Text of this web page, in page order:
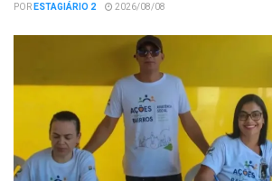
PORESTAGIÁRIO 2 2026/08/08